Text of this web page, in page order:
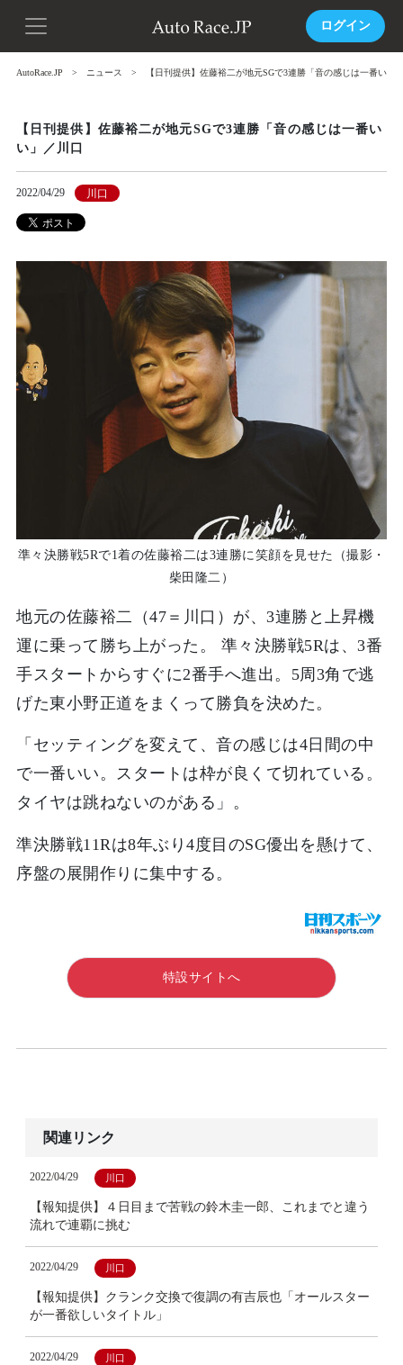
ログイン
AutoRace.JP ニュース 【日刊提供】佐藤裕二が地元SGで3連勝「音の感じは一番いい
【日刊提供】佐藤裕二が地元SGで3連勝「音の感じは一番い
い」／川口
2022/04/29 川口
準々決勝戦5Rで1着の佐藤裕二は3連勝に笑顔を見せた（撮影・
柴田隆二）
地元の佐藤裕二（47＝川口）が、3連勝と上昇機
運に乗って勝ち上がった。 準々決勝戦5Rは、3番
手スタートからすぐに2番手へ進出。5周3角で逃
げた東小野正道をまくって勝負を決めた。
「セッティングを変えて、音の感じは4日間の中
で一番いい。スタートは枠が良くて切れている。
タイヤは跳ねないのがある」。
準決勝戦11Rは8年ぶり4度目のSG優出を懸けて、
序盤の展開作りに集中する。
特設サイトへ
関連リンク
2022/04/29 川口
【報知提供】４日目まで苦戦の鈴木圭一郎、これまでと違う
流れで連覇に挑む
2022/04/29 川口
【報知提供】クランク交換で復調の有吉辰也「オールスター
が一番欲しいタイトル」
2022/04/29 川口